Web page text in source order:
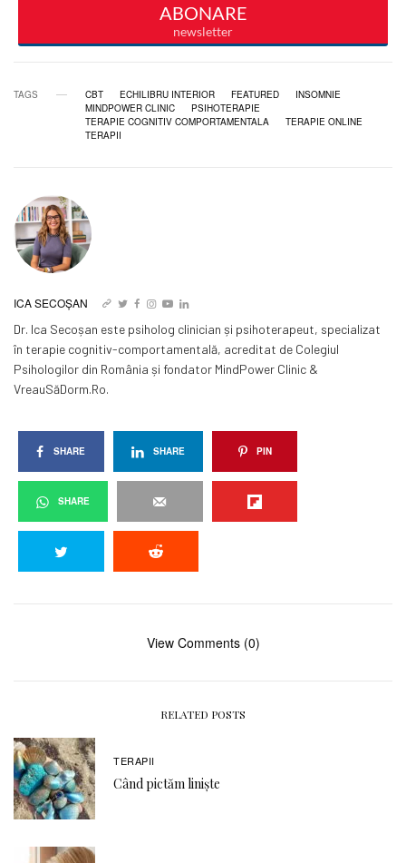
TAGS CBT ECHILIBRU INTERIOR FEATURED
INSOMNIE
MINDPOWER CLINIC
PSIHOTERAPIE
TERAPIE COGNITIV COMPORTAMENTALA
TERAPIE ONLINE
TERAPII
ICA SECOȘAN
Dr. Ica Secoșan este psiholog clinician și psihoterapeut, specializat
în terapie cognitiv-comportamentală, acreditat de Colegiul
Psihologilor din România și fondator MindPower Clinic &
VreauSăDorm.Ro.
SHARE SHARE PIN
SHARE
View Comments (0)
RELATED POSTS
TERAPII
Când pictăm liniște